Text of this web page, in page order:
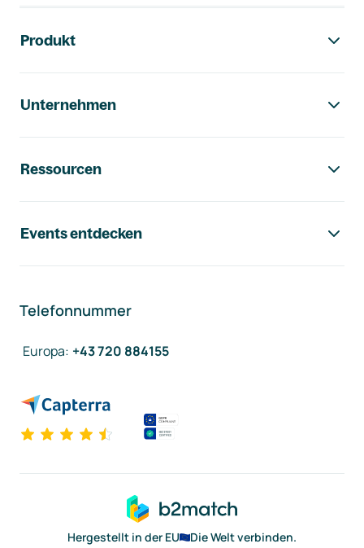
Produkt
Unternehmen
Ressourcen
Events entdecken
Telefonnummer
Europa: +43 720 884155
Hergestellt in der EU
Die Welt verbinden.